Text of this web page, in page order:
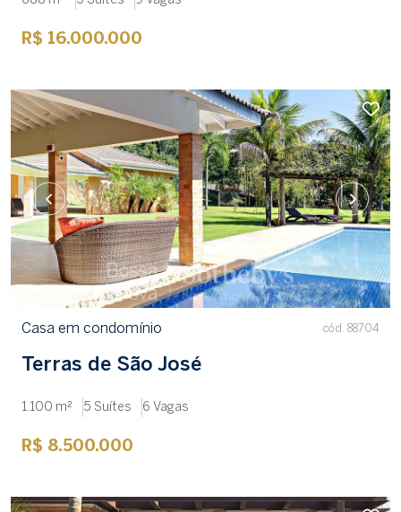
R$ 16.000.000
Casa em condomínio cód. 88704
Terras de São José
1.100 m² 5 Suítes 6 Vagas
R$ 8.500.000